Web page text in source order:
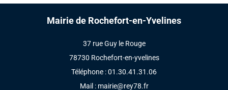
Mairie de Rochefort-en-Yvelines
37 rue Guy le Rouge
78730 Rochefort-en-yvelines
Téléphone : 01.30.41.31.06
Mail : mairie@rey78.fr